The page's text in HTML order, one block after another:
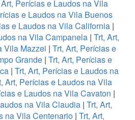
Perícias e Laudos na Vila
e Laudos na Vila Buenos
e Laudos na Vila California |
na Vila Campanela| Trt, Art,
Vila Mazzei | Trt, Art, Perícias e
Grande| Trt, Art, Perícias e
| Trt, Art, Perícias e Laudos na
Art, Perícias e Laudos na Vila
e Laudos na Vila Cavaton |
na Vila Claudia | Trt, Art,
na Vila Centenario| Trt, Art,